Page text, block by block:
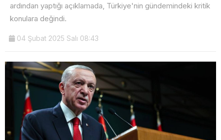
ardından yaptığı açıklamada, Türkiye'nin gündemindeki kritik
konulara değindi.
04 Şubat 2025 Salı 08:43